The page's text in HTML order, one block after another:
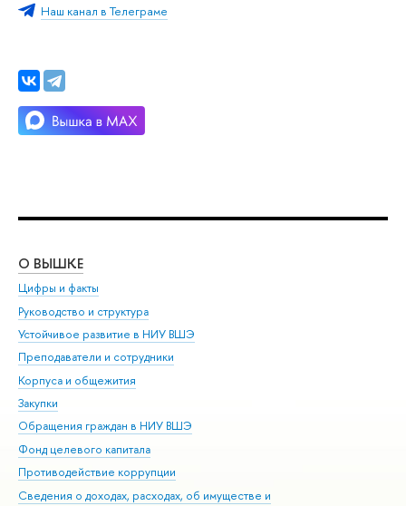
Наш канал в Телеграме
О ВЫШКЕ
Цифры и факты
Руководство и структура
Устойчивое развитие в НИУ ВШЭ
Преподаватели и сотрудники
Корпуса и общежития
Закупки
Обращения граждан в НИУ ВШЭ
Фонд целевого капитала
Противодействие коррупции
Сведения о доходах, расходах, об имуществе и